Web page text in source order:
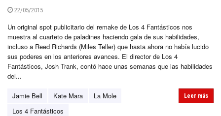
22/05/2015
Un original spot publicitario del remake de Los 4 Fantásticos nos
muestra al cuarteto de paladines haciendo gala de sus habilidades,
incluso a Reed Richards (Miles Teller) que hasta ahora no había lucido
sus poderes en los anteriores avances. El director de Los 4
Fantásticos, Josh Trank, contó hace unas semanas que las habilidades
del...
Jamie Bell Kate Mara
La Mole
Los 4 Fantásticos
Leer más